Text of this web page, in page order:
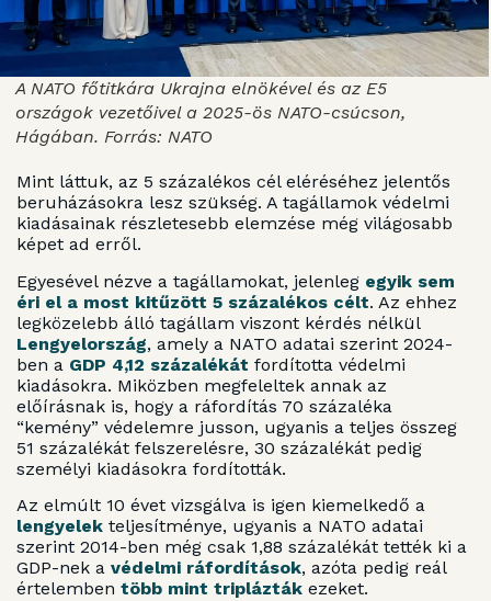
A NATO főtitkára Ukrajna elnökével és az E5
országok vezetőivel a 2025-ös NATO-csúcson,
Hágában. Forrás: NATO
Mint láttuk, az 5 százalékos cél eléréséhez jelentős
beruházásokra lesz szükség. A tagállamok védelmi
kiadásainak részletesebb elemzése még világosabb
képet ad erről.
Egyesével nézve a tagállamokat, jelenleg egyik sem
éri el a most kitűzött 5 százalékos célt. Az ehhez
legközelebb álló tagállam viszont kérdés nélkül
Lengyelország, amely a NATO adatai szerint 2024-
ben a GDP 4,12 százalékát fordította védelmi
kiadásokra. Miközben megfeleltek annak az
előírásnak is, hogy a ráfordítás 70 százaléka
“kemény” védelemre jusson, ugyanis a teljes összeg
51 százalékát felszerelésre, 30 százalékát pedig
személyi kiadásokra fordították.
Az elmúlt 10 évet vizsgálva is igen kiemelkedő a
lengyelek teljesítménye, ugyanis a NATO adatai
szerint 2014-ben még csak 1,88 százalékát tették ki a
GDP-nek a védelmi ráfordítások, azóta pedig reál
értelemben több mint triplázták ezeket.